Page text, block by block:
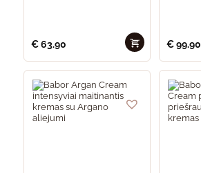
€63.90 €99.90